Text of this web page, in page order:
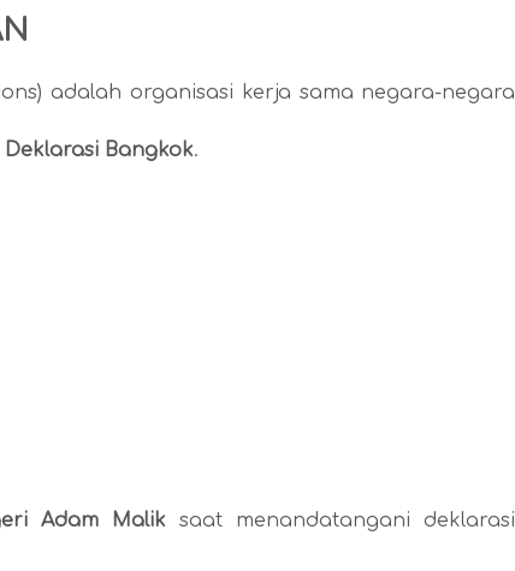
adalah organisasi kerja sama negara-negara
Deklarasi Bangkok.
Adam Malik saat menandatangani deklarasi